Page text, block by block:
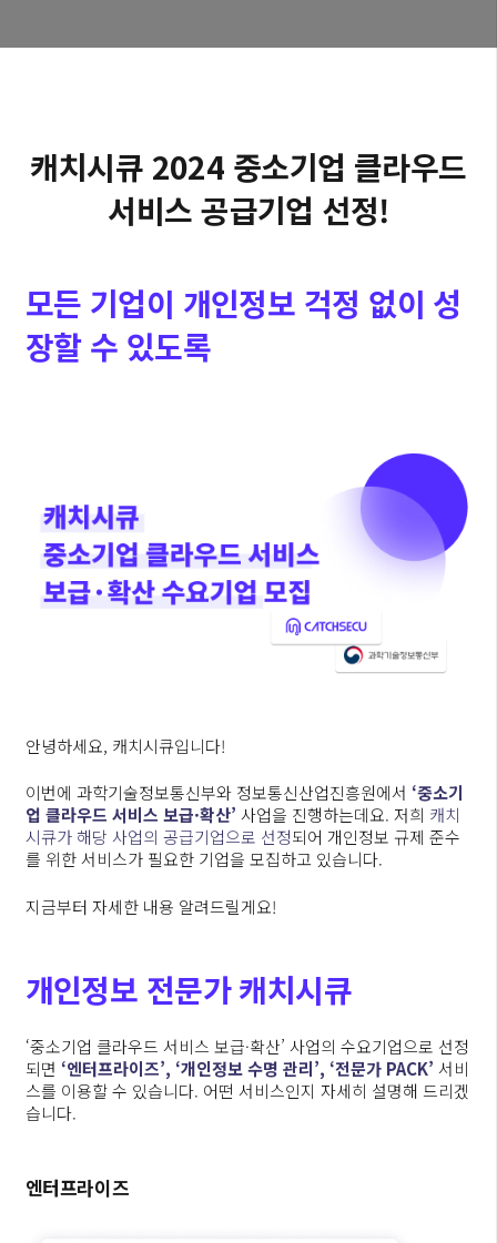
캐치시큐 2024 중소기업 클라우드
서비스 공급기업 선정!
모든 기업이 개인정보 걱정 없이 성
장할 수 있도록
안녕하세요, 캐치시큐입니다!
이번에 과학기술정보통신부와 정보통신산업진흥원에서 ‘중소기
업 클라우드 서비스 보급·확산’ 사업을 진행하는데요. 저희 캐치
시큐가 해당 사업의 공급기업으로 선정되어 개인정보 규제 준수
를 위한 서비스가 필요한 기업을 모집하고 있습니다.
지금부터 자세한 내용 알려드릴게요!
개인정보 전문가 캐치시큐
‘중소기업 클라우드 서비스 보급·확산’ 사업의 수요기업으로 선정
되면 ‘엔터프라이즈’, ‘개인정보 수명 관리’, ‘전문가 PACK’ 서비
스를 이용할 수 있습니다. 어떤 서비스인지 자세히 설명해 드리겠
습니다.
엔터프라이즈